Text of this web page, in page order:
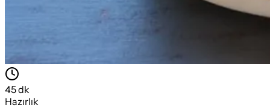
45dk
Hazırlık